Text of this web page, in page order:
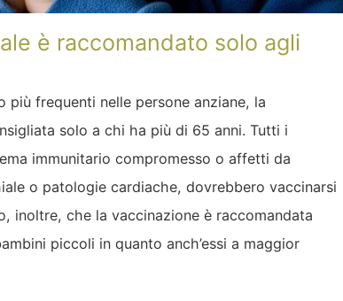
è raccomandato solo agli
più frequenti nelle persone anziane, la
solo a chi ha più di 65 anni. Tutti i
immunitario compromesso o affetti da
o patologie cardiache, dovrebbero vaccinarsi
inoltre, che la vaccinazione è raccomandata
piccoli in quanto anch’essi a maggior